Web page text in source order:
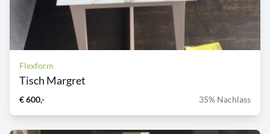
Flexform
Tisch Margret
€ 600,- 35% Nachlass